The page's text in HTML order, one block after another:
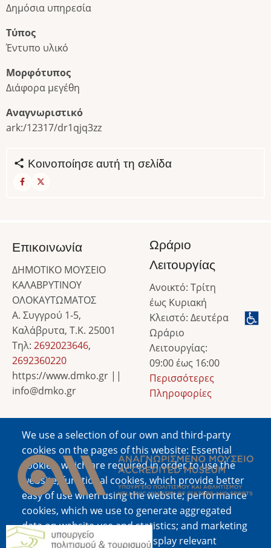
Δημόσια υπηρεσία
Τύπος
Έντυπο υλικό
Μορφότυπος
Διάφορα μεγέθη
Αναγνωριστικό
ark:/12317/dr1qjq3zz
Κοινοποίησε αυτή τη σελίδα
We use a selection of our own and third-party
cookies on the pages of this website: Essential
cookies, which are required in order to use the
website; functional cookies, which provide better
easy of use when using the website; performance
cookies, which we use to generate aggregated
data on website use and statistics; and marketing
cookies, which are used to display relevant
Επικοινωνία
ΔΗΜΟΤΙΚΟ ΜΟΥΣΕΙΟ
ΚΑΛΑΒΡΥΤΙΝΟΥ
ΟΛΟΚΑΥΤΩΜΑΤΟΣ
Α. Συγγρού 1-5,
Καλάβρυτα, Τ.Κ. 25001
Τηλ: 2692023646,
2692360220
https://www.dmko.gr ||
info@dmko.gr
Ωράριο
Λειτουργίας
Ανοικτό: Τρίτη
έως Κυριακή
Κλειστό: Δευτέρα
Ωράριο
Λειτουργίας:
09:00 έως 16:00
Περισσότερες
Πληροφορίες
Image
Image